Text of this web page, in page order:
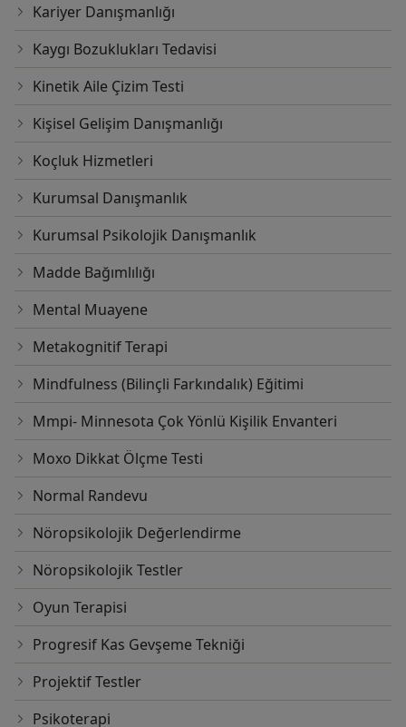
Kariyer Danışmanlığı
Kaygı Bozuklukları Tedavisi
Kinetik Aile Çizim Testi
Kişisel Gelişim Danışmanlığı
Koçluk Hizmetleri
Kurumsal Danışmanlık
Kurumsal Psikolojik Danışmanlık
Madde Bağımlılığı
Mental Muayene
Metakognitif Terapi
Mindfulness (Bilinçli Farkındalık) Eğitimi
Mmpi- Minnesota Çok Yönlü Kişilik Envanteri
Moxo Dikkat Ölçme Testi
Normal Randevu
Nöropsikolojik Değerlendirme
Nöropsikolojik Testler
Oyun Terapisi
Progresif Kas Gevşeme Tekniği
Projektif Testler
Psikoterapi